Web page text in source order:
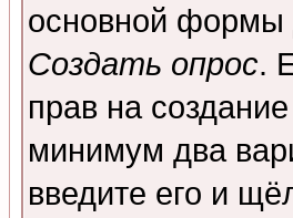
основной формы
Создать опрос.
прав на
минимум два
введите его и